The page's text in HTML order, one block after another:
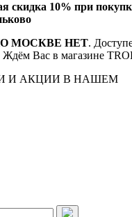
скидка 10% при
МОСКВЕ НЕТ.
Вас в магазине
И АКЦИИ В НАШЕМ